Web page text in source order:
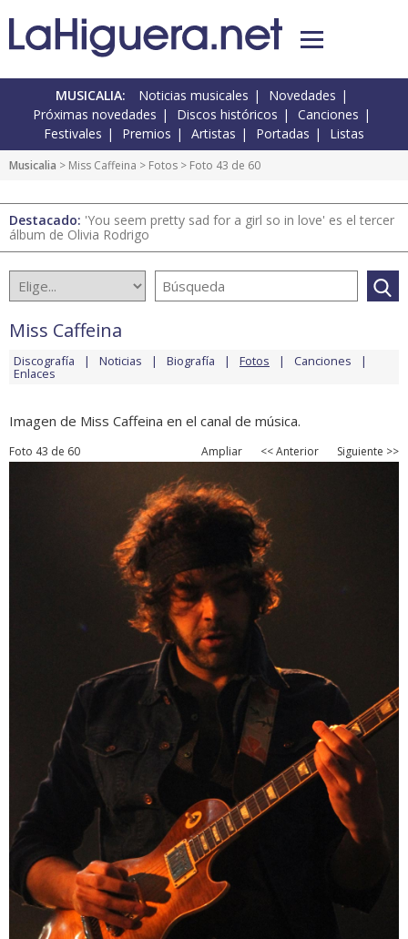
MUSICALIA: Noticias musicales
Novedades
Próximas novedades
Discos históricos
Canciones
Festivales
Premios Artistas Portadas Listas
Musicalia > Miss Caffeina > Fotos > Foto 43 de 60
Destacado: 'You seem pretty sad for a girl so in love' es el tercer
álbum de Olivia Rodrigo
Miss Caffeina
Discografía Noticias Biografía Fotos Canciones
Enlaces
Imagen de Miss Caffeina en el canal de música.
Foto 43 de 60 Ampliar << Anterior Siguiente >>